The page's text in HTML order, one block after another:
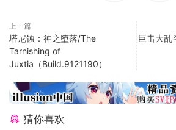
掉潮流罪犯们！使用特别定制武器来修
腰带，将不好好穿裤子的人就地正法；
袜子配凉鞋的家伙。面对不同的敌人，要
身为潮流特警队的一员，你的职责是解
物，以及穿街走巷畅饮鸡尾酒！活出风采
上一篇
塔尼蚀：神之堕落/The
Tarnishing of
Juxtia（Build.9121190）
巨击大乱
猜你喜欢